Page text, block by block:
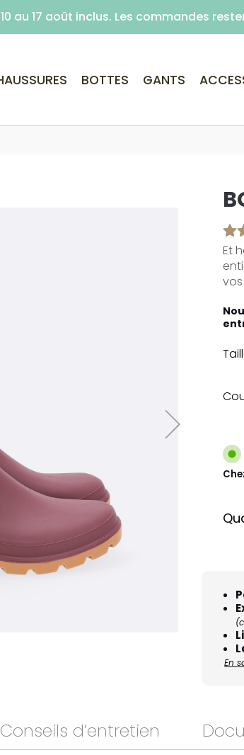
Livraison offerte dès 59€
BOTTES GANTS
Et
En
Conseils d’entretien
au 17 août inclus. Les commandes